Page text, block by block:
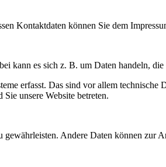
Kontaktdaten können Sie dem
kann es sich z. B. um Daten handeln,
erfasst. Das sind vor allem technische
unsere Website betreten.
Andere Daten können zur